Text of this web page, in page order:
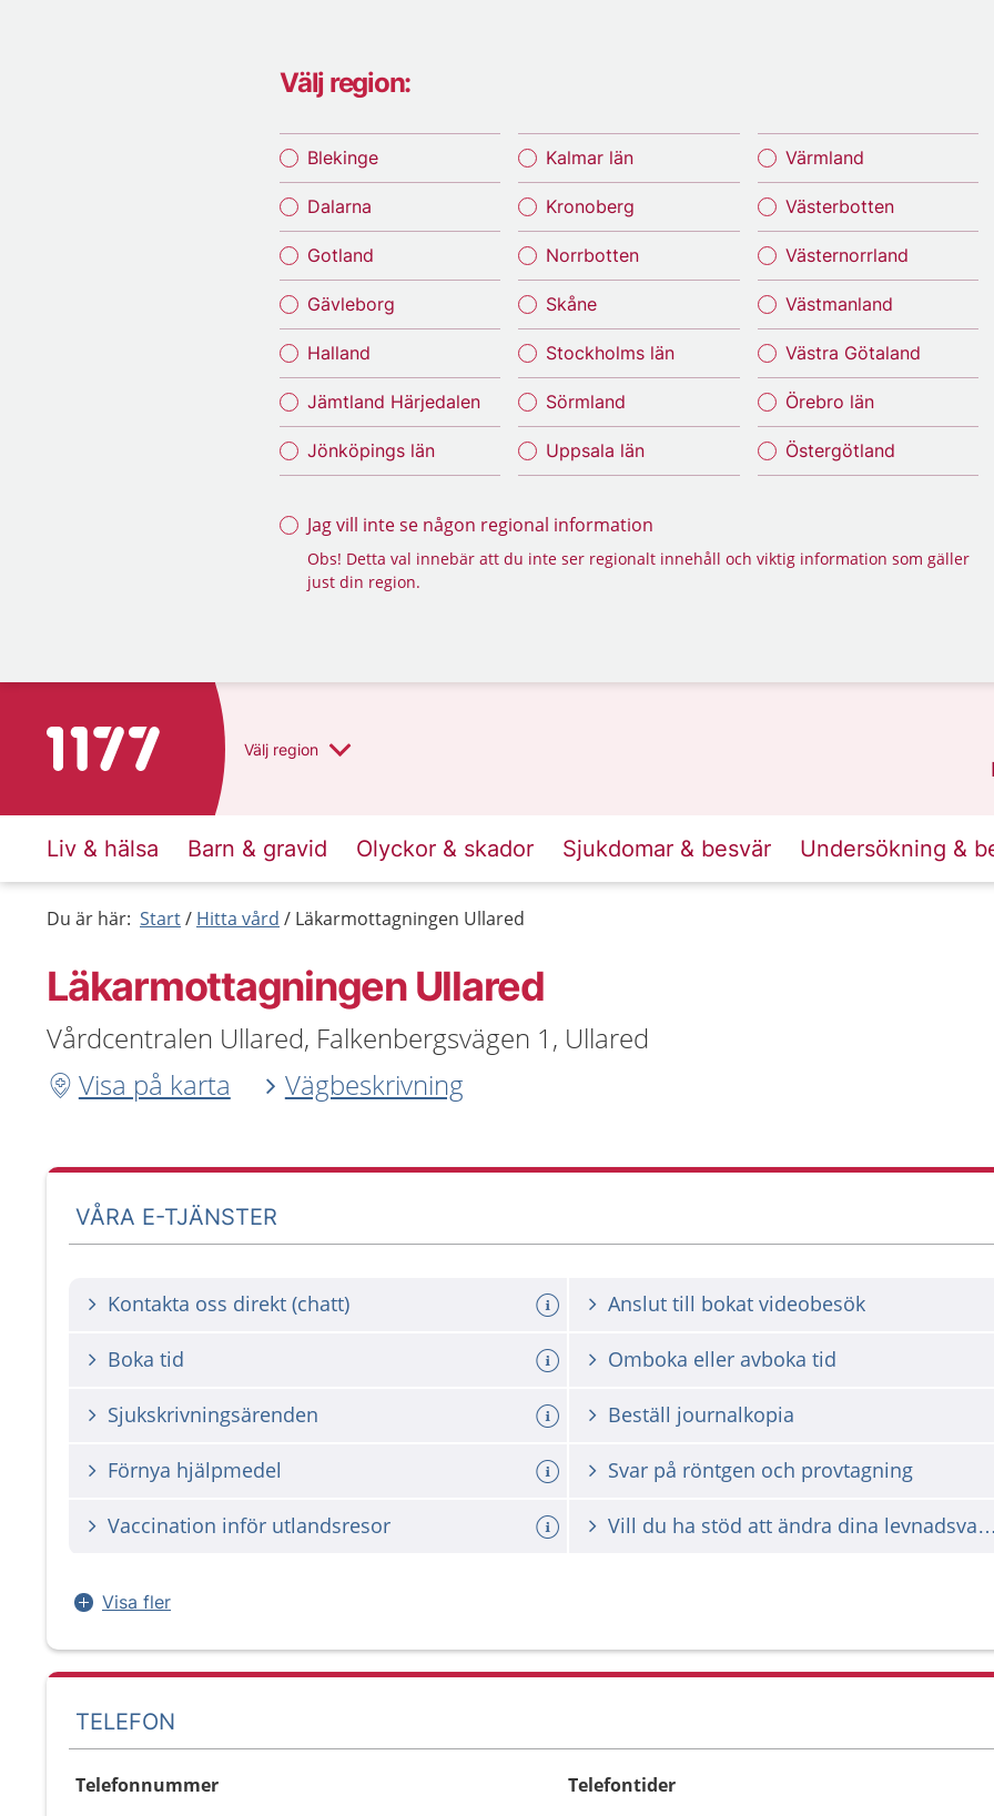
Välj region:
Blekinge
Dalarna
Gotland
Gävleborg
Halland
Jämtland Härjedalen
Jönköpings län
Kalmar län
Kronoberg
Norrbotten
Skåne
Stockholms län
Sörmland
Uppsala län
Värmland
Västerbotten
Västernorrland
Västmanland
Västra Götaland
Örebro län
Östergötland
Jag vill inte se någon regional information
Obs! Detta val innebär att du inte ser regionalt innehåll och viktig information som gäller
just din region.
Till startsidan för 1177 Välj region
Liv & hälsa Barn & gravid Olyckor & skador Sjukdomar & besvär Undersökning &
Du är här: Start Hitta vård Läkarmottagningen Ullared
Läkarmottagningen Ullared
Vårdcentralen Ullared, Falkenbergsvägen 1, Ullared
Visa på karta
Vägbeskrivning
VÅRA E-TJÄNSTER
Kontakta oss direkt (chatt) Anslut till bokat videobesök
Boka tid Omboka eller avboka tid
Sjukskrivningsärenden Beställ journalkopia
Förnya hjälpmedel Svar på röntgen och provtagning
Vaccination inför utlandsresor Vill du ha stöd att ändra
Visa fler
TELEFON
Telefonnummer Telefontider